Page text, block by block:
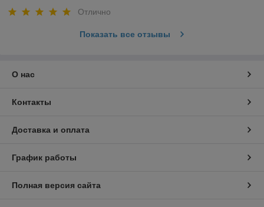
Отлично
Показать все отзывы
О нас
Контакты
Доставка и оплата
График работы
Полная версия сайта